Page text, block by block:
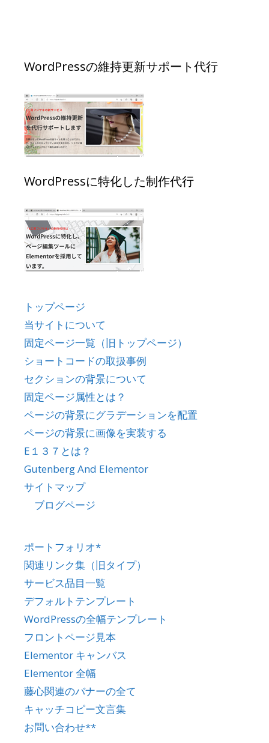
WordPressの維持更新サポート代行
WordPressに特化した制作代行
トップページ
当サイトについて
固定ページ一覧（旧トップページ）
ショートコードの取扱事例
セクションの背景について
固定ページ属性とは？
ページの背景にグラデーションを配置
ページの背景に画像を実装する
E１３７とは？
Gutenberg And Elementor
サイトマップ
ブログページ
ポートフォリオ*
関連リンク集（旧タイプ）
サービス品目一覧
デフォルトテンプレート
WordPressの全幅テンプレート
フロントページ見本
Elementor キャンバス
Elementor 全幅
藤心関連のバナーの全て
キャッチコピー文言集
お問い合わせ**